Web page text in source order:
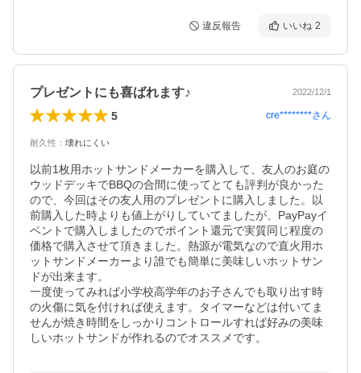
違反報告 いいね 2
プレゼントにも喜ばれます♪ 2022/12/1
5 cre********さん
耐久性 ： 壊れにくい
以前1枚用ホットサンドメーカーを購入して、友人のお庭の
ウッドデッキでBBQの合間に使ってとても評判が良かった
ので、今回はその友人用のプレゼントに購入しました。以
前購入した時よりも値上がりしていてましたが、PayPayイ
ベントで購入しましたのでポイント還元で実質同じ程度の
価格で購入させて頂きました。熱源が電気なので直火用ホ
ットサンドメーカーより誰でも簡単に美味しいホットサン
ドが出来ます。
一度使ってみれば小学校高学年のお子さんでも取り出す時
の火傷に気を付ければ使えます。タイマーなどは付いてま
せんが焼き時間をしっかりコントロールすれば好みの美味